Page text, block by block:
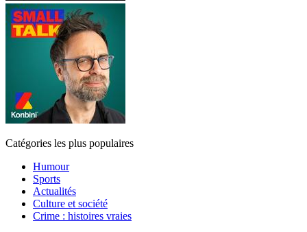
Catégories les plus populaires
Humour
Sports
Actualités
Culture et société
Crime : histoires vraies